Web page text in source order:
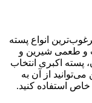
انواع پسته
و طعمی شیرین و
پسته اکبری انتخاب
از آن به
استفاده کنید.